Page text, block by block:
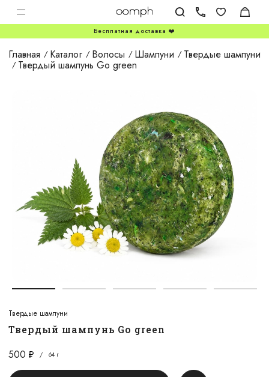
Бесплатная доставка ❤️
Главная Каталог Волосы Шампуни Твердые шампуни
Твердый шампунь Go green
Твердые шампуни
Твердый шампунь Go green
500 / 64 г